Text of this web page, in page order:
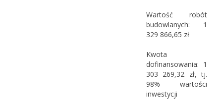
Wartość robót
budowlanych: 1
329 866,65 zł
Kwota
dofinansowania: 1
303 269,32 zł, tj.
98% wartości
inwestycji